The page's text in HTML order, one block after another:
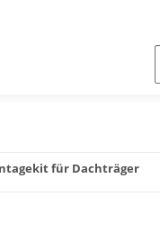
für Dachträger